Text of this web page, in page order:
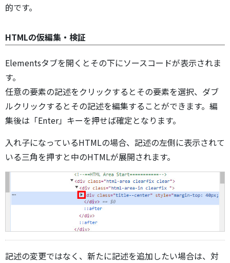
的です。
HTMLの仮編集・検証
Elementsタブを開くとその下にソースコードが表示されま
す。
任意の要素の記述をクリックするとその要素を選択、ダブ
ルクリックするとその記述を編集することができます。編
集後は「Enter」キーを押せば確定となります。
入れ子になっているHTMLの場合、記述の左側に表示されて
いる三角を押すと中のHTMLが展開されます。
記述の変更ではなく、新たに記述を追加したい場合は、対